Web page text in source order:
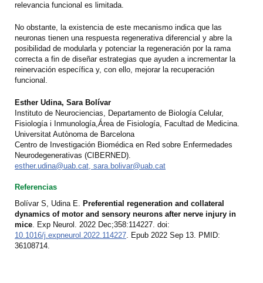
relevancia funcional es limitada.
No obstante, la existencia de este mecanismo indica que las
neuronas tienen una respuesta regenerativa diferencial y abre la
posibilidad de modularla y potenciar la regeneración por la rama
correcta a fin de diseñar estrategias que ayuden a incrementar la
reinervación específica y, con ello, mejorar la recuperación
funcional.
Esther Udina, Sara Bolívar
Instituto de Neurociencias, Departamento de Biología Celular,
Fisiología i Inmunología,Área de Fisiología, Facultad de Medicina.
Universitat Autònoma de Barcelona
Centro de Investigación Biomédica en Red sobre Enfermedades
Neurodegenerativas (CIBERNED).
esther.udina@uab.cat, sara.bolivar@uab.cat
Referencias
Bolívar S, Udina E. Preferential regeneration and collateral
dynamics of motor and sensory neurons after nerve injury in
mice. Exp Neurol. 2022 Dec;358:114227. doi:
10.1016/j.expneurol.2022.114227. Epub 2022 Sep 13. PMID:
36108714.